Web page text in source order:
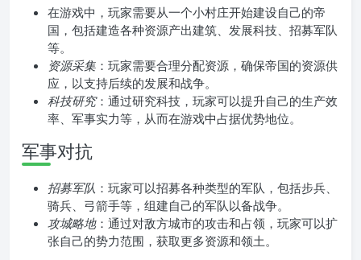
在游戏中，玩家需要从一个小村庄开始建设自己的帝
国，包括建造各种资源产出建筑、发展科技、招募军队
等。
资源采集 ：玩家需要合理分配资源，确保帝国的资源供
应，以支持后续的发展和战争。
科技研究：通过研究科技，玩家可以提升自己的生产效
率、军事实力等，从而在游戏中占据优势地位。
军事对抗
招募军队 ：玩家可以招募各种类型的军队，包括步兵、
骑兵、弓箭手等，组建自己的军队以备战争。
攻城略地：通过对敌方城市的攻击和占领，玩家可以扩
张自己的势力范围，获取更多资源和领土。